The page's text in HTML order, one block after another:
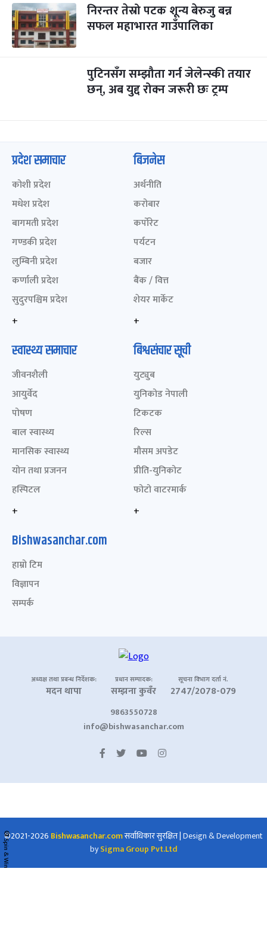
निरन्तर तेस्रो पटक शून्य बेरुजु बन्न
सफल महाभारत गाउँपालिका
पुटिनसँग सम्झौता गर्न जेलेन्स्की तयार
छन्, अब युद्द रोक्न जरूरी छः ट्रम्प
प्रदेश समाचार
कोशी प्रदेश
मधेश प्रदेश
बागमती प्रदेश
गण्डकी प्रदेश
लुम्बिनी प्रदेश
कर्णाली प्रदेश
सुदुरपश्चिम प्रदेश
+
बिजनेस
अर्थनीति
करोबार
कर्पोरेट
पर्यटन
बजार
बैंक / वित्त
शेयर मार्केट
+
स्वास्थ्य समाचार
जीवनशैली
आयुर्वेद
पोषण
बाल स्वास्थ्य
मानसिक स्वास्थ्य
योन तथा प्रजनन
हस्पिटल
+
बिश्वसंचार सूची
युट्युब
युनिकोड नेपाली
टिकटक
रिल्स
मौसम अपडेट
प्रीति-युनिकोट
फोटो वाटरमार्क
+
Bishwasanchar.com
हाम्रो टिम
विज्ञापन
सम्पर्क
अध्यक्ष तथा प्रबन्ध निर्देशक:
मदन थापा
प्रधान सम्पादक:
सम्झना कुवँर
सूचना विभाग दर्ता नं.
2747/2078-079
9863550728
info@bishwasanchar.com
©2021-2026 Bishwasanchar.comसर्वाधिकार सुरक्षित|Design & Development
bySigma Group Pvt.Ltd
🎡 Spin & Win